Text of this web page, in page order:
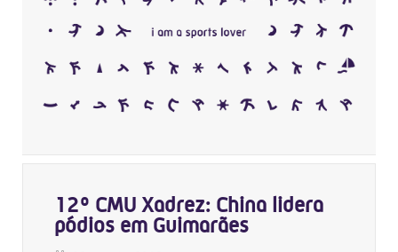
12º CMU Xadrez: China lidera
pódios em Guimarães